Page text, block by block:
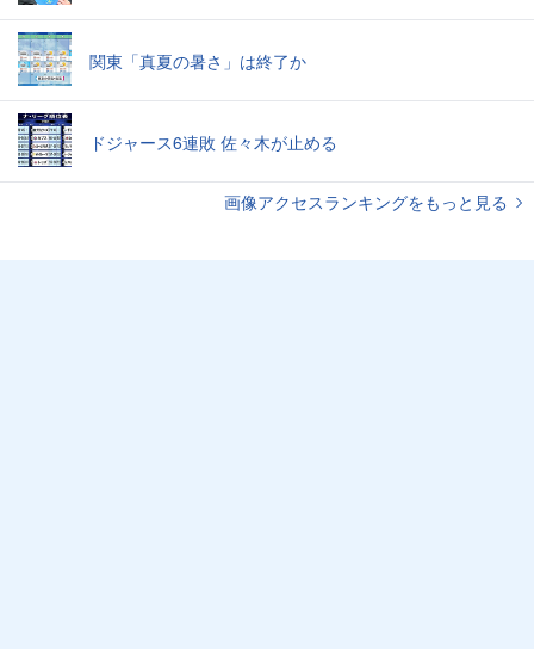
関東「真夏の暑さ」は終了か
ドジャース6連敗 佐々木が止める
画像アクセスランキングをもっと見る